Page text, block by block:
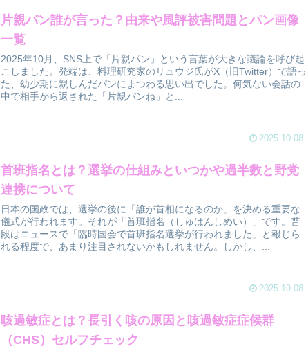
片親パン誰が言った？由来や風評被害問題とパン画像
一覧
2025年10月、SNS上で「片親パン」という言葉が大きな議論を呼び起
こしました。発端は、料理研究家のリュウジ氏がX（旧Twitter）で語っ
た、幼少期に親しんだパンにまつわる思い出でした。何気ない会話の
中で相手から返された「片親パンね」と...
2025.10.08
首班指名とは？選挙の仕組みといつかや過半数と野党
連携について
日本の国政では、選挙の後に「誰が首相になるのか」を決める重要な
儀式が行われます。それが「首班指名（しゅはんしめい）」です。普
段はニュースで「臨時国会で首班指名選挙が行われました」と報じら
れる程度で、あまり注目されないかもしれません。しかし、...
2025.10.08
咳過敏症とは？長引く咳の原因と咳過敏症症候群
（CHS）セルフチェック